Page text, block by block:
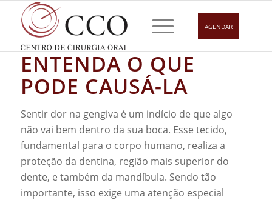
AGENDAR
DOR NA GENGIVA:
ENTENDA O QUE
PODE CAUSÁ-LA
Sentir dor na gengiva é um indício de que algo
não vai bem dentro da sua boca. Esse tecido,
fundamental para o corpo humano, realiza a
proteção da dentina, região mais superior do
dente, e também da mandíbula. Sendo tão
importante, isso exige uma atenção especial